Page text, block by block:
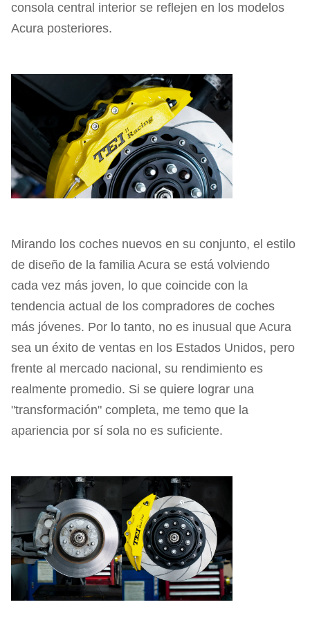
consola central interior se reflejen en los modelos
Acura posteriores.
Mirando los coches nuevos en su conjunto, el estilo
de diseño de la familia Acura se está volviendo
cada vez más joven, lo que coincide con la
tendencia actual de los compradores de coches
más jóvenes. Por lo tanto, no es inusual que Acura
sea un éxito de ventas en los Estados Unidos, pero
frente al mercado nacional, su rendimiento es
realmente promedio. Si se quiere lograr una
"transformación" completa, me temo que la
apariencia por sí sola no es suficiente.